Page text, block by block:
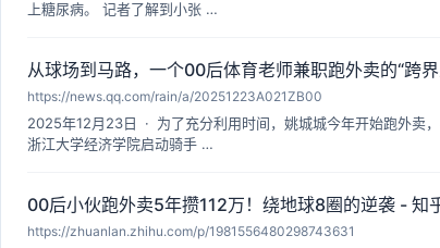
上糖尿病。 记者了解到小张 …
从球场到马路，一个00后体育老师兼职跑外卖的“跨
https://news.qq.com/rain/a/20251223A021ZB00
2025年12月23日 · 为了充分利用时间，姚城城今年开始跑外卖
浙江大学经济学院启动骑手 …
00后小伙跑外卖5年攒112万！绕地球8圈的逆袭 - 知
https://zhuanlan.zhihu.com/p/1981556480298743631